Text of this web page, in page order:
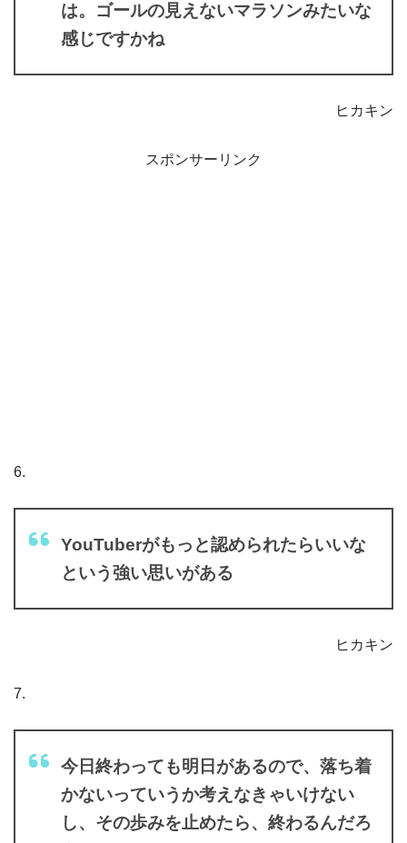
は。ゴールの見えないマラソンみたいな
感じですかね
ヒカキン
スポンサーリンク
6.
YouTuberがもっと認められたらいいな
という強い思いがある
ヒカキン
7.
今日終わっても明日があるので、落ち着
かないっていうか考えなきゃいけない
し、その歩みを止めたら、終わるんだろ